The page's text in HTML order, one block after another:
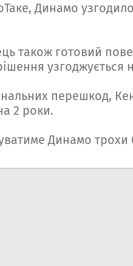
Динамо
також готовий
узгоджується
перешкод,
2 роки.
Динамо трохи